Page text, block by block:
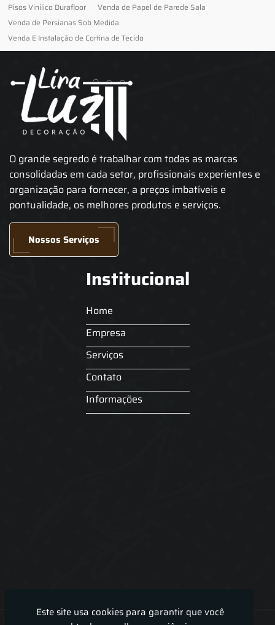
Pisos Vinilico Durafloor
Venda de Papel de Parede Sala
Venda de Persianas Sob Medida
Venda E Instalação de Cortina de Tecido
O grande segredo é trabalhar com todas as marcas
consolidadas em cada setor, profissionais experientes e
organização para fornecer, a preços imbatíveis e
pontualidade, os melhores produtos e serviços.
Nossos Serviços
Institucional
Home
Empresa
Serviços
Contato
Informações
Lira Luz Decor - Cortinas sob medidas e persianas
Este site usa cookies para garantir que você